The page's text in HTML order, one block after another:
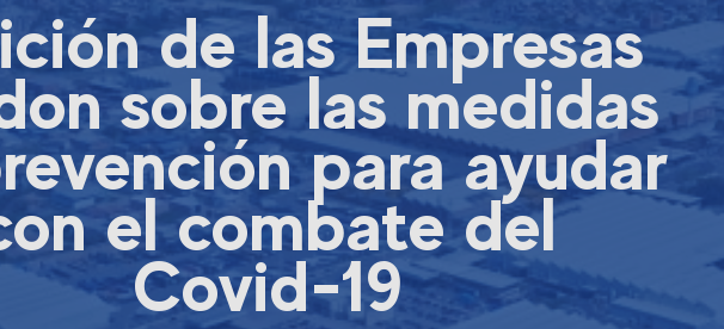
de las Empresas
sobre las medidas
para ayudar
el combate del
Covid-19